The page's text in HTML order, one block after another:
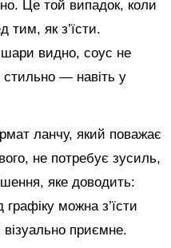
Це той випадок, коли
тим, як з’їсти.
шари видно, соус не
— навіть у
ланчу, який поважає
не потребує зусиль,
яке доводить:
можна з’їсти
візуально приємне.